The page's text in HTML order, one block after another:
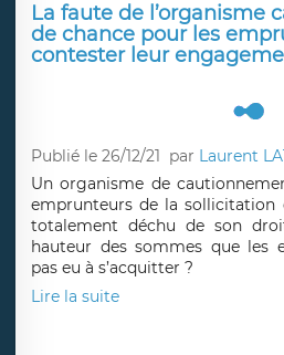
La faute de l’organisme
de chance pour les
contester leur
Publié le 26/12/21 par Laurent
Un organisme de
emprunteurs de la sollicitation
totalement déchu de son
hauteur des sommes que les
pas eu à s’acquitter ?
Lire la suite